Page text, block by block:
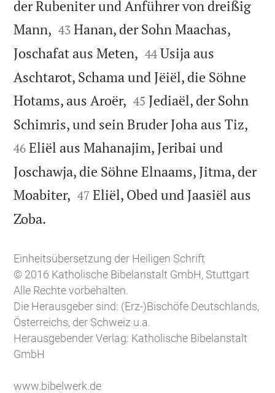
der Rubeniter und Anführer von dreißig
Mann, 

43 Hanan, der Sohn Maachas,
Joschafat aus Meten, 

44 Usija aus
Aschtarot, Schama und Jëiël, die Söhne
Hotams, aus Aroër, 

45 Jediaël, der Sohn
Schimris, und sein Bruder Joha aus Tiz,
46 Eliël aus Mahanajim, Jeribai und
Joschawja, die Söhne Elnaams, Jitma, der
Moabiter, 

47 Eliël, Obed und Jaasiël aus
Zoba.
Einheitsübersetzung der Heiligen Schrift
© 2016 Katholische Bibelanstalt GmbH, Stuttgart
Alle Rechte vorbehalten.
Die Herausgeber sind: (Erz-)Bischöfe Deutschlands,
Österreichs, der Schweiz u.a.
Herausgebender Verlag: Katholische Bibelanstalt
GmbH
www.bibelwerk.de